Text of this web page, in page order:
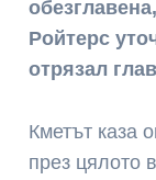
Ройтерс
отрязал
Кметът каза
през цялото